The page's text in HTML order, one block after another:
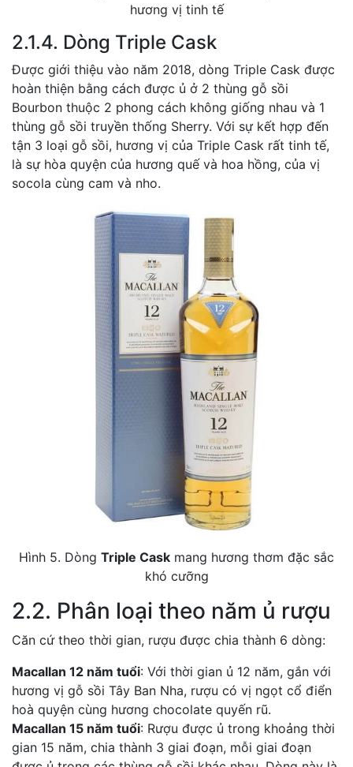
hương vị tinh tế
2.1.4. Dòng Triple Cask
Được giới thiệu vào năm 2018, dòng Triple Cask được
hoàn thiện bằng cách được ủ ở 2 thùng gỗ sồi
Bourbon thuộc 2 phong cách không giống nhau và 1
thùng gỗ sồi truyền thống Sherry. Với sự kết hợp đến
tận 3 loại gỗ sồi, hương vị của Triple Cask rất tinh tế,
là sự hòa quyện của hương quế và hoa hồng, của vị
socola cùng cam và nho.
Hình 5. Dòng Triple Cask mang hương thơm đặc sắc
khó cưỡng
2.2. Phân loại theo năm ủ rượu
Căn cứ theo thời gian, rượu được chia thành 6 dòng:
Macallan 12 năm tuổi: Với thời gian ủ 12 năm, gắn với
hương vị gỗ sồi Tây Ban Nha, rượu có vị ngọt cổ điển
hoà quyện cùng hương chocolate quyến rũ.
Macallan 15 năm tuổi: Rượu được ủ trong khoảng thời
gian 15 năm, chia thành 3 giai đoạn, mỗi giai đoạn